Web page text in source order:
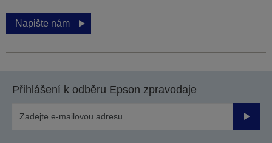
Napište nám
Přihlášení k odběru Epson zpravodaje